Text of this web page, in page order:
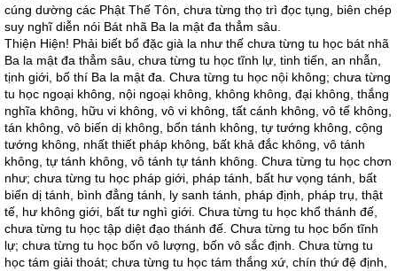
cúng dường các Phật Thế Tôn, chưa từng thọ trì đọc tụng, biên chép
suy nghĩ diễn nói Bát nhã Ba la mật đa thẳm sâu.
Thiện Hiện! Phải biết bổ đặc già la như thế chưa từng tu học bát nhã
Ba la mật đa thẳm sâu, chưa từng tu học tĩnh lự, tinh tiến, an nhẫn,
tịnh giới, bố thí Ba la mật đa. Chưa từng tu học nội không; chưa từng
tu học ngoại không, nội ngoại không, không không, đại không, thắng
nghĩa không, hữu vi không, vô vi không, tất cánh không, vô tế không,
tán không, vô biến dị không, bổn tánh không, tự tướng không, cộng
tướng không, nhất thiết pháp không, bất khả đắc không, vô tánh
không, tự tánh không, vô tánh tự tánh không. Chưa từng tu học chơn
như; chưa từng tu học pháp giới, pháp tánh, bất hư vọng tánh, bất
biến dị tánh, bình đẳng tánh, ly sanh tánh, pháp định, pháp trụ, thật
tế, hư không giới, bất tư nghì giới. Chưa từng tu học khổ thánh đế,
chưa từng tu học tập diệt đạo thánh đế. Chưa từng tu học bốn tĩnh
lự; chưa từng tu học bốn vô lượng, bốn vô sắc định. Chưa từng tu
học tám giải thoát; chưa từng tu học tám thắng xứ, chín thứ đệ định,